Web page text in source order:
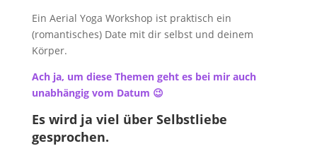
Ein Aerial Yoga Workshop ist praktisch ein
(romantisches) Date mit dir selbst und deinem
Körper.
Ach ja, um diese Themen geht es bei mir auch
unabhängig vom Datum 😉
Es wird ja viel über Selbstliebe
gesprochen.